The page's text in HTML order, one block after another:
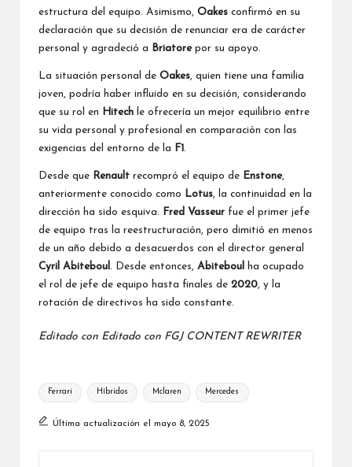
estructura del equipo. Asimismo, Oakes confirmó en su
declaración que su decisión de renunciar era de carácter
personal y agradeció a
Briatorepor su apoyo.
La situación personal de Oakes , quien tiene una familia
joven, podría haber influido en su decisión, considerando
que su rol en
Hitech le ofrecería un mejor equilibrio entre
su vida personal y profesional en comparación con las
exigencias del entorno de la
F1
Desde que Renault recompró el equipo de Enstone,
anteriormente conocido como
Lotus , la continuidad en la
dirección ha sido esquiva.
Fred Vasseur fue el primer jefe
de equipo tras la reestructuración, pero dimitió en menos
de un año debido a desacuerdos con el director general
Cyril Abiteboul
. Desde entonces, Abiteboul
ha ocupado
el rol de jefe de equipo hasta finales de 2020 , y la
rotación de directivos ha sido constante.
Editado con Editado con FGJ CONTENT REWRITER
Etiquetas:
Ferrari Híbridos Mclaren Mercedes
Última actualización el mayo 8, 2025